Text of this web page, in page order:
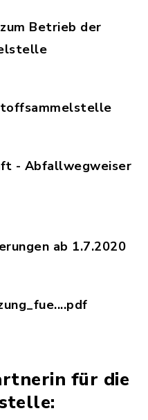
Betrieb der
- Abfallwegweiser
ab 1.7.2020
für die